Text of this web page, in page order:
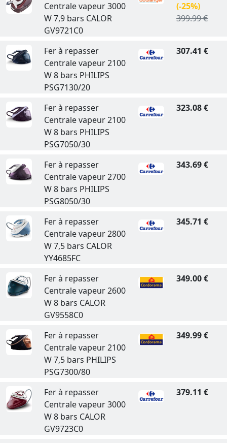
Centrale vapeur 3000
W 7,9 bars CALOR
GV9721C0
(-25%)
399.99 €
Fer à repasser
Centrale vapeur 2100
W 8 bars PHILIPS
PSG7130/20
307.41 €
Fer à repasser
Centrale vapeur 2100
W 8 bars PHILIPS
PSG7050/30
323.08 €
Fer à repasser
Centrale vapeur 2700
W 8 bars PHILIPS
PSG8050/30
343.69 €
Fer à repasser
Centrale vapeur 2800
W 7,5 bars CALOR
YY4685FC
345.71 €
Fer à repasser
Centrale vapeur 2600
W 8 bars CALOR
GV9558C0
349.00 €
Fer à repasser
Centrale vapeur 2100
W 7,5 bars PHILIPS
PSG7300/80
349.99 €
Fer à repasser
Centrale vapeur 3000
W 8 bars CALOR
GV9723C0
379.11 €